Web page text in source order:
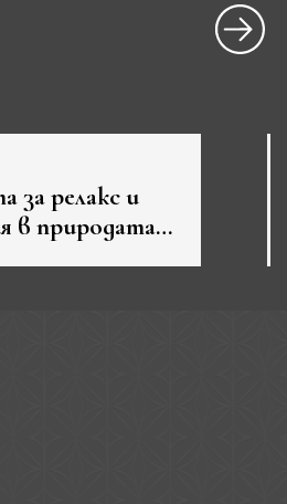
за релакс и
в природата